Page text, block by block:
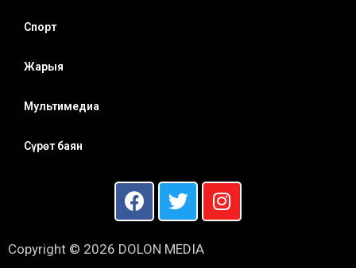
Спорт
Жарыя
Мультимедиа
Сүрөт баян
Copyright © 2026 DOLON MEDIA